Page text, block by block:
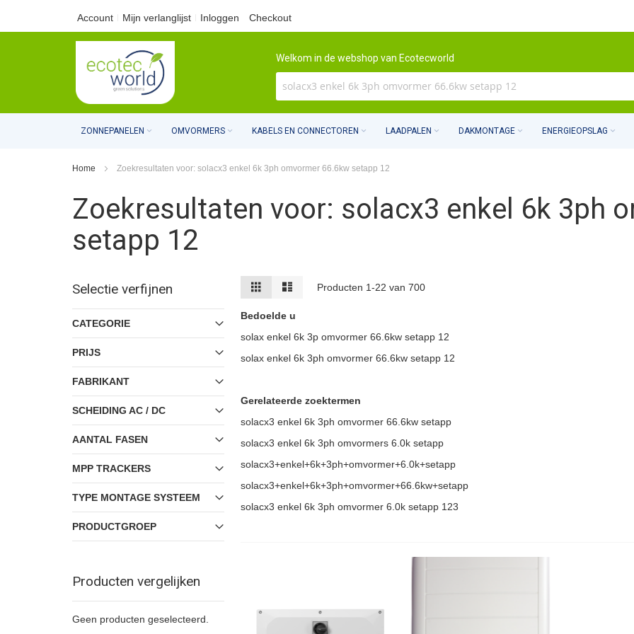
Ga
inhoud
Account Mijn verlanglijst Inloggen Checkout
Welkom in de webshop van Ecotecworld
ZONNEPANELEN OMVORMERS KABELS EN CONNECTOREN LAADPALEN DAKMONTAGE ENERGIEOPSLAG
Home Zoekresultaten voor: solacx3 enkel 6k 3ph omvormer 66.6kw setapp 12
Zoekresultaten voor: solacx3 enkel 6k 3ph
setapp 12
Tonen
als
Foto-
tabel
Producten 1-22 van 700
Bedoelde u
solax enkel 6k 3p omvormer 66.6kw setapp 12
solax enkel 6k 3ph omvormer 66.6kw setapp 12
Gerelateerde zoektermen
solacx3 enkel 6k 3ph omvormer 66.6kw setapp
solacx3 enkel 6k 3ph omvormers 6.0k setapp
solacx3+enkel+6k+3ph+omvormer+6.0k+setapp
solacx3+enkel+6k+3ph+omvormer+66.6kw+setapp
solacx3 enkel 6k 3ph omvormer 6.0k setapp 123
Selectie verfijnen
CATEGORIE
PRIJS
FABRIKANT
SCHEIDING AC / DC
AANTAL FASEN
MPP TRACKERS
TYPE MONTAGE SYSTEEM
PRODUCTGROEP
Producten vergelijken
Geen producten geselecteerd.